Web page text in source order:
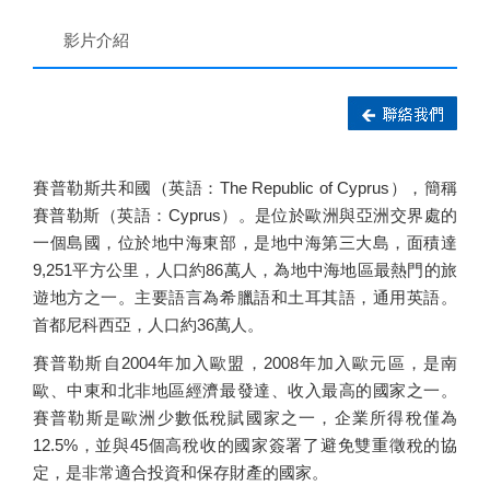
影片介紹
賽普勒斯共和國（英語：The Republic of Cyprus），簡稱
賽普勒斯（英語：Cyprus）。是位於歐洲與亞洲交界處的
一個島國，位於地中海東部，是地中海第三大島，面積達
9,251平方公里，人口約86萬人，為地中海地區最熱門的旅
遊地方之一。主要語言為希臘語和土耳其語，通用英語。
首都尼科西亞，人口約36萬人。
賽普勒斯自2004年加入歐盟，2008年加入歐元區，是南
歐、中東和北非地區經濟最發達、收入最高的國家之一。
賽普勒斯是歐洲少數低稅賦國家之一，企業所得稅僅為
12.5%，並與45個高稅收的國家簽署了避免雙重徵稅的協
定，是非常適合投資和保存財產的國家。